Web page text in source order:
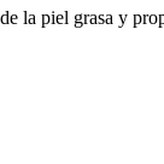
la piel grasa y